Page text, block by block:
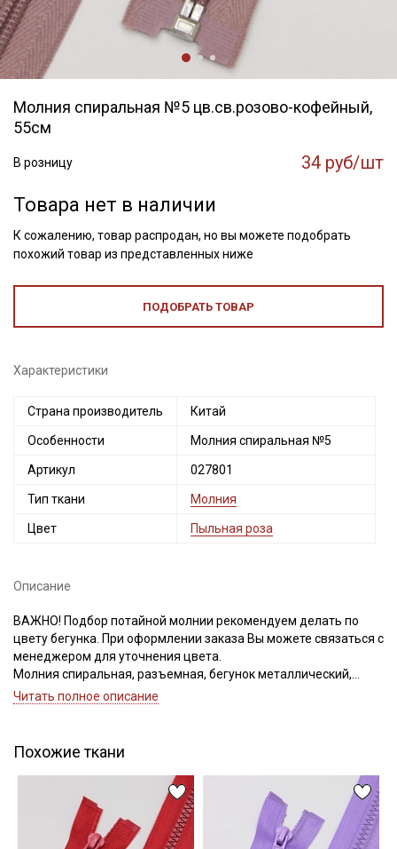
Молния спиральная №5 цв.св.розово-кофейный,
55см
В розницу 34 руб/шт
Товара нет в наличии
К сожалению, товар распродан, но вы можете подобрать
похожий товар из представленных ниже
ПОДОБРАТЬ ТОВАР
Характеристики
Страна производитель Китай
Особенности Молния спиральная №5
Артикул 027801
Тип ткани Молния
Цвет Пыльная роза
Описание
ВАЖНО! Подбор потайной молнии рекомендуем делать по
цвету бегунка. При оформлении заказа Вы можете связаться с
менеджером для уточнения цвета.
Молния спиральная, разъемная, бегунок металлический,
номер соответствует ширине зубьев
Читать полное описание
Похожие ткани
Секретная рассылка от Купава
Мы публикуем здесь дополнительные
промокоды и скидки до 30% на узкие
Подписаться
Ознакомлен(а) сПолитикой обработки персональных
данныхи даюСогласие на обработку персональных
Даю Согласие на получение рекламных и